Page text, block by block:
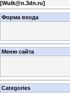
[Wulk@n.3dn.ru]
Форма входа
Меню сайта
Categories